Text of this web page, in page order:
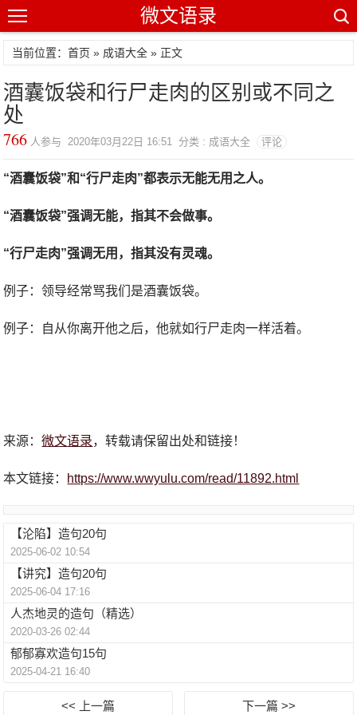
微文语录
当前位置：首页 » 成语大全 » 正文
酒囊饭袋和行尸走肉的区别或不同之
处
766 人参与 2020年03月22日 16:51 分类 : 成语大全 评论
“酒囊饭袋”和“行尸走肉”都表示无能无用之人。
“酒囊饭袋”强调无能，指其不会做事。
“行尸走肉”强调无用，指其没有灵魂。
例子：领导经常骂我们是酒囊饭袋。
例子：自从你离开他之后，他就如行尸走肉一样活着。
来源：微文语录，转载请保留出处和链接！
本文链接： https://www.wwyulu.com/read/11892.html
【沦陷】造句20句
2025-06-02 10:54
【讲究】造句20句
2025-06-04 17:16
人杰地灵的造句（精选）
2020-03-26 02:44
郁郁寡欢造句15句
2025-04-21 16:40
<< 上一篇 下一篇 >>